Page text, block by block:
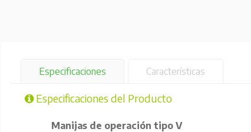
Especificaciones Características
Especificaciones del Producto
Manijas de operación tipo V